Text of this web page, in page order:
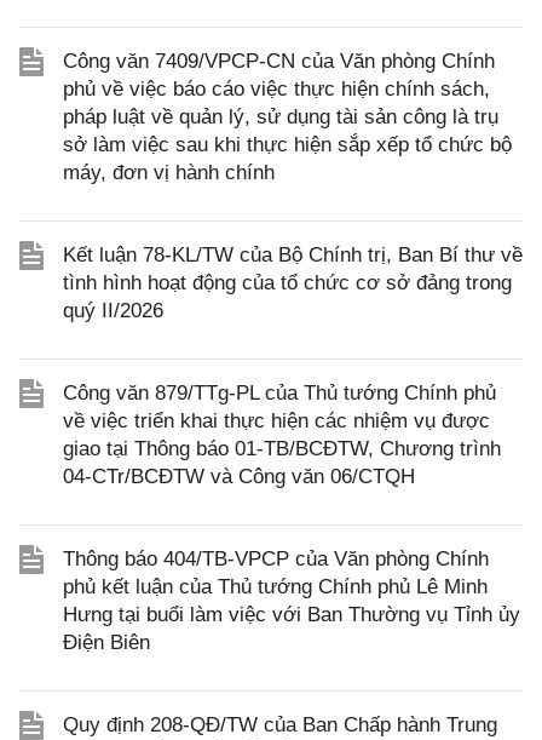
Công văn 7409/VPCP-CN của Văn phòng Chính
phủ về việc báo cáo việc thực hiện chính sách,
pháp luật về quản lý, sử dụng tài sản công là trụ
sở làm việc sau khi thực hiện sắp xếp tổ chức bộ
máy, đơn vị hành chính
Kết luận 78-KL/TW của Bộ Chính trị, Ban Bí thư về
tình hình hoạt động của tổ chức cơ sở đảng trong
quý II/2026
Công văn 879/TTg-PL của Thủ tướng Chính phủ
về việc triển khai thực hiện các nhiệm vụ được
giao tại Thông báo 01-TB/BCĐTW, Chương trình
04-CTr/BCĐTW và Công văn 06/CTQH
Thông báo 404/TB-VPCP của Văn phòng Chính
phủ kết luận của Thủ tướng Chính phủ Lê Minh
Hưng tại buổi làm việc với Ban Thường vụ Tỉnh ủy
Điện Biên
Quy định 208-QĐ/TW của Ban Chấp hành Trung